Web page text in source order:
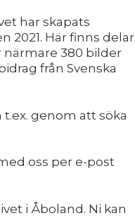
har skapats
2021. Här finns delar
närmare 380 bilder
från Svenska
genom att söka
oss per e-post
i Åboland. Ni kan